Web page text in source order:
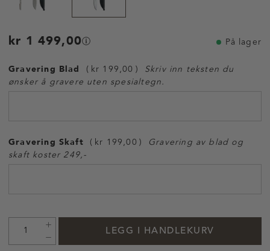
kr 1 499,00 På lager
Gravering Blad kr 199,00
Skriv inn teksten du
ønsker å gravere uten spesialtegn.
Gravering Skaft kr 199,00
Gravering av blad og
skaft koster 249,-
LEGG I HANDLEKURV